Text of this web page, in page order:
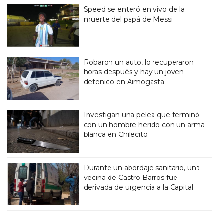
Speed se enteró en vivo de la
muerte del papá de Messi
Robaron un auto, lo recuperaron
horas después y hay un joven
detenido en Aimogasta
Investigan una pelea que terminó
con un hombre herido con un arma
blanca en Chilecito
Durante un abordaje sanitario, una
vecina de Castro Barros fue
derivada de urgencia a la Capital